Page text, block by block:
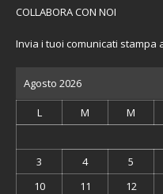
COLLABORA CON NOI
Invia i tuoi comunicati stampa
Agosto 2026
L M M
3
4 5
10
11 12